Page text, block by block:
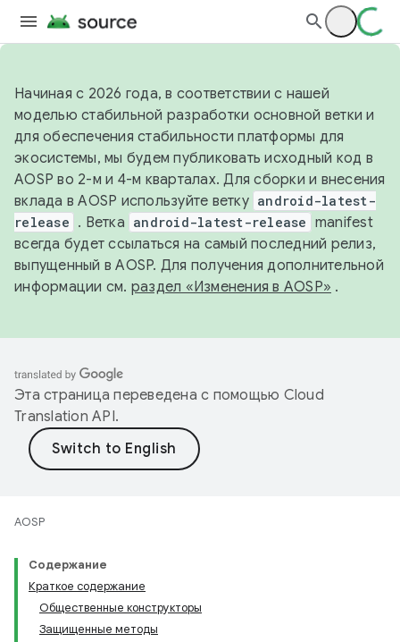
Начиная с 2026 года, в соответствии с нашей
моделью стабильной разработки основной ветки и
для обеспечения стабильности платформы для
экосистемы, мы будем публиковать исходный код в
AOSP во 2-м и 4-м кварталах. Для сборки и внесения
вклада в AOSP используйте ветку android-latest-
release . Ветка android-latest-release manifest
всегда будет ссылаться на самый последний релиз,
выпущенный в AOSP. Для получения дополнительной
информации см. раздел «Изменения в AOSP» .
Эта страница переведена с помощью Cloud
Translation API.
AOSP
Содержание
Краткое содержание
Общественные конструкторы
Защищенные методы